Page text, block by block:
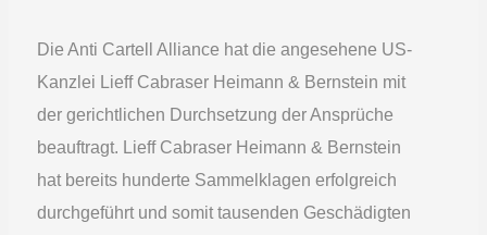
Die Anti Cartell Alliance hat die angesehene US-
Kanzlei Lieff Cabraser Heimann & Bernstein mit
der gerichtlichen Durchsetzung der Ansprüche
beauftragt. Lieff Cabraser Heimann & Bernstein
hat bereits hunderte Sammelklagen erfolgreich
durchgeführt und somit tausenden Geschädigten